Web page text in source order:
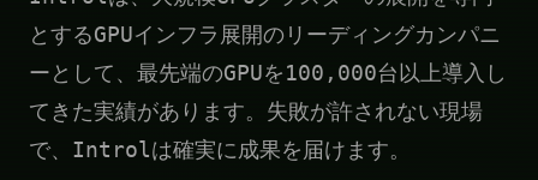
とするGPUインフラ展開のリーディングカンパニ
ーとして、最先端のGPUを100,000台以上導入し
てきた実績があります。失敗が許されない現場
で、Introlは確実に成果を届けます。